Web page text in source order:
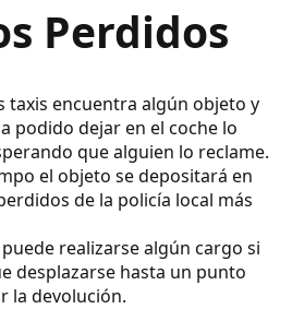
Perdidos
taxis encuentra algún objeto y
podido dejar en el coche lo
que alguien lo reclame.
el objeto se depositará en
de la policía local más
realizarse algún cargo si
desplazarse hasta un punto
la devolución.